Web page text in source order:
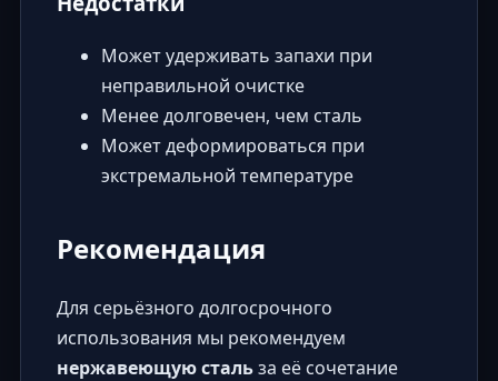
Может удерживать запахи при
неправильной очистке
Менее долговечен, чем сталь
Может деформироваться при
экстремальной температуре
Рекомендация
Для серьёзного долгосрочного
использования мы рекомендуем
нержавеющую стальза её сочетание